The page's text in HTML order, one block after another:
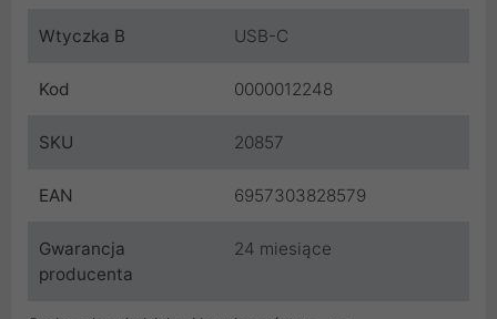
Wtyczka B USB-C
Kod 0000012248
SKU 20857
EAN 6957303828579
Gwarancja
producenta
24 miesiące